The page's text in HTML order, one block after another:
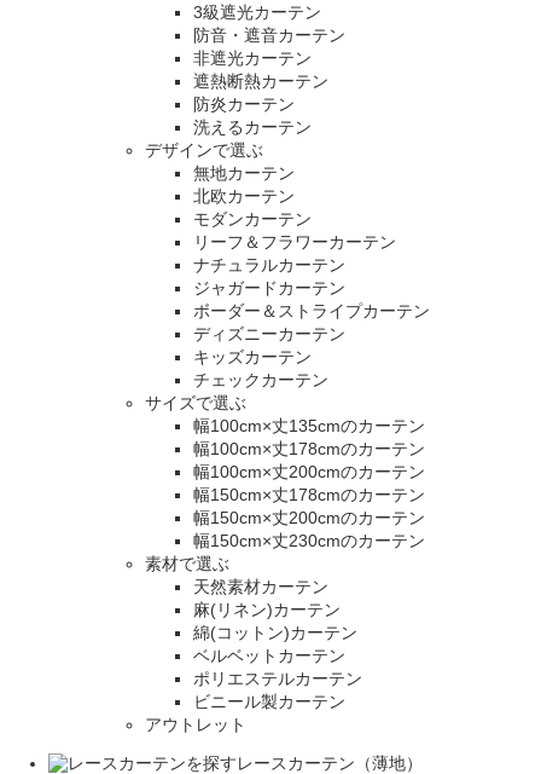
3級遮光カーテン
防音・遮音カーテン
非遮光カーテン
遮熱断熱カーテン
防炎カーテン
洗えるカーテン
デザインで選ぶ
無地カーテン
北欧カーテン
モダンカーテン
リーフ＆フラワーカーテン
ナチュラルカーテン
ジャガードカーテン
ボーダー＆ストライプカーテン
ディズニーカーテン
キッズカーテン
チェックカーテン
サイズで選ぶ
幅100cm×丈135cmのカーテン
幅100cm×丈178cmのカーテン
幅100cm×丈200cmのカーテン
幅150cm×丈178cmのカーテン
幅150cm×丈200cmのカーテン
幅150cm×丈230cmのカーテン
素材で選ぶ
天然素材カーテン
麻(リネン)カーテン
綿(コットン)カーテン
ベルベットカーテン
ポリエステルカーテン
ビニール製カーテン
アウトレット
レースカーテン（薄地）